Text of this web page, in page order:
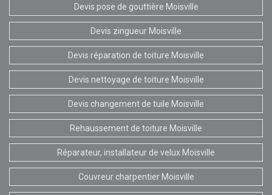
Devis pose de gouttière Moisville
Devis zingueur Moisville
Devis réparation de toiture Moisville
Devis nettoyage de toiture Moisville
Devis changement de tuile Moisville
Rehaussement de toiture Moisville
Réparateur, installateur de velux Moisville
Couvreur charpentier Moisville